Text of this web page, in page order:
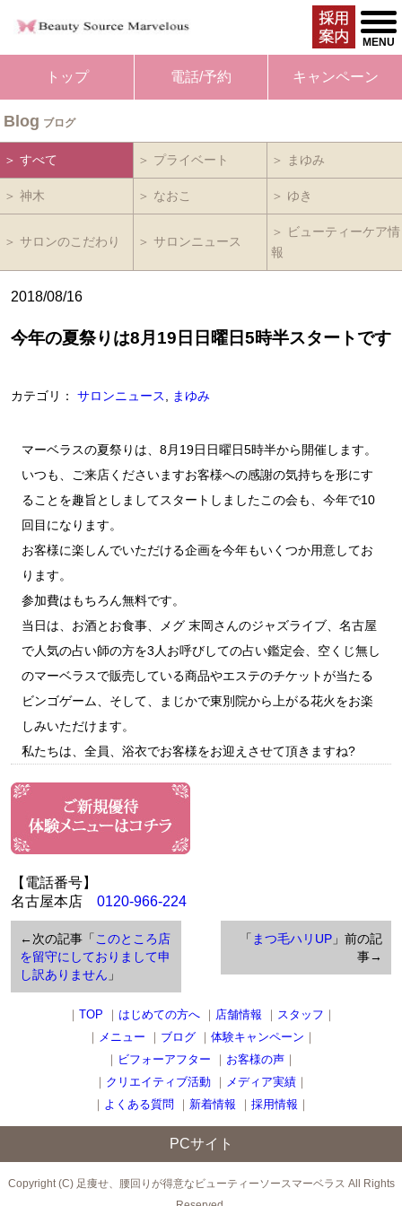
MENU
トップ 電話/予約 キャンペーン
Blog ブログ
＞ すべて ＞ プライベート ＞ まゆみ
＞ 神木 ＞ なおこ ＞ ゆき
＞ サロンのこだわり ＞ サロンニュース
＞ ビューティーケア情
報
2018/08/16
今年の夏祭りは8月19日日曜日5時半スタートです
カテゴリ： サロンニュース まゆみ
マーベラスの夏祭りは、8月19日日曜日5時半から開催します。
いつも、ご来店くださいますお客様への感謝の気持ちを形にす
ることを趣旨としましてスタートしましたこの会も、今年で10
回目になります。
お客様に楽しんでいただける企画を今年もいくつか用意してお
ります。
参加費はもちろん無料です。
当日は、お酒とお食事、メグ 末岡さんのジャズライブ、名古屋
で人気の占い師の方を3人お呼びしての占い鑑定会、空くじ無し
のマーベラスで販売している商品やエステのチケットが当たる
ビンゴゲーム、そして、まじかで東別院から上がる花火をお楽
しみいただけます。
私たちは、全員、浴衣でお客様をお迎えさせて頂きますね?
【電話番号】
名古屋本店 0120-966-224
「 まつ毛ハリUP 」前の記
事→
←次の記事「 このところ店
を留守にしておりまして申
し訳ありません 」
｜ TOP ｜ はじめての方へ｜ 店舗情報 ｜ スタッフ ｜
｜ メニュー ｜ ブログ｜ 体験キャンペーン ｜
｜ ビフォーアフター ｜ お客様の声 ｜
｜ クリエイティブ活動 ｜ メディア実績 ｜
｜ よくある質問 ｜ 新着情報 ｜ 採用情報 ｜
PCサイト
Copyright (C) 足痩せ、腰回りが得意なビューティーソースマーベラス All Rights